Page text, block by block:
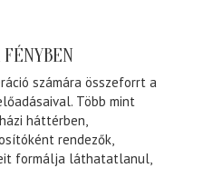
számára összeforrt a
Több mint
háttérben,
rendezők,
formálja láthatatlanul,